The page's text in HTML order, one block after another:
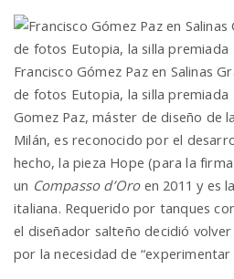
Francisco Gómez Paz en Salinas
de fotos Eutopia, la silla premiada
Gomez Paz, máster de diseño de
Milán, es reconocido por el
hecho, la pieza Hope (para la
un Compasso d’Oroen 2011 y es
italiana. Requerido por tanques
el diseñador salteño decidió
por la necesidad de “experimentar